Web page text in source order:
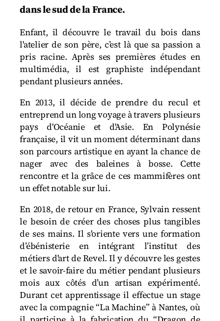
dans le sud de la France.
Enfant, il découvre le travail du bois dans
l'atelier de son père, c’est là que sa passion a
pris racine. Après ses premières études en
multimédia, il est graphiste indépendant
pendant plusieurs années.
En 2013, il décide de prendre du recul et
entreprend un long voyage à travers plusieurs
pays d'Océanie et d'Asie. En Polynésie
française, il vit un moment déterminant dans
son parcours artistique en ayant la chance de
nager avec des baleines à bosse. Cette
rencontre et la grâce de ces mammifères ont
un effet notable sur lui.
En 2018, de retour en France, Sylvain ressent
le besoin de créer des choses plus tangibles
de ses mains. Il s'oriente vers une formation
d’ébénisterie en intégrant l’institut des
métiers d'art de Revel. Il y découvre les gestes
et le savoir-faire du métier pendant plusieurs
mois aux côtés d’un artisan expérimenté.
Durant cet apprentissage il effectue un stage
avec la compagnie “La Machine” à Nantes, où